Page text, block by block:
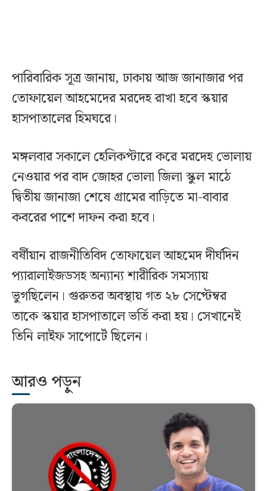
পারিবারিক সূত্র জানায়, ঢাকায় আজ জানাজার পর
তোফায়েল আহমেদের মরদেহ রাখা হবে স্কয়ার
হাসপাতালের হিমঘরে।
মঙ্গলবার সকালে হেলিকপ্টারে করে মরদেহ ভোলায়
নেওয়ার পর বাদ জোহর ভোলা জিলা স্কুল মাঠে
দ্বিতীয় জানাজা শেষে গ্রামের বাড়িতে মা-বাবার
কবরের পাশে দাফন করা হবে।
বর্ষীয়ান রাজনীতিবিদ তোফায়েল আহমেদ দীর্ঘদিন
প্যারালাইজডসহ অন্যান্য শারীরিক সমস্যায়
ভুগছিলেন। গুরুতর অবস্থায় গত ২৮ সেপ্টেম্বর
তাকে স্কয়ার হাসপাতালে ভর্তি করা হয়। সেখানেই
তিনি লাইফ সাপোর্টে ছিলেন।
আরও পড়ুন